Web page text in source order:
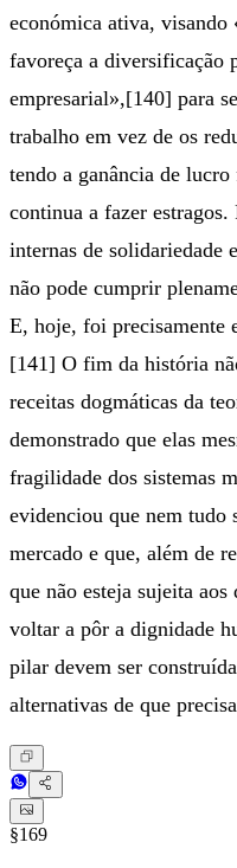
económica ativa, visando
favoreça a diversificação
empresarial»,[140] para
trabalho em vez de os
tendo a ganância de
continua a fazer
internas de solidariedade
não pode cumprir
E, hoje, foi precisamente
[141] O fim da história
receitas dogmáticas da
demonstrado que elas
fragilidade dos sistemas
evidenciou que nem tudo
mercado e que, além de
que não esteja sujeita
voltar a pôr a dignidade
pilar devem ser
alternativas de que
§169